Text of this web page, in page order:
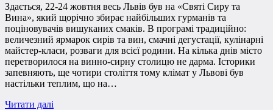
Здається, 22-24 жовтня весь Львів був на «Святі Сиру та
Вина», який щорічно збирає найбільших гурманів та
поціновувачів вишуканих смаків. В програмі традиційно:
величезний ярмарок сирів та вин, смачні дегустації, кулінарні
майстер-класи, розваги для всієї родини. На кілька днів місто
перетворилося на винно-сирну столицю не дарма. Історики
запевняють, ще чотири століття тому клімат у Львові був
настільки теплим, що на…
Читати далі